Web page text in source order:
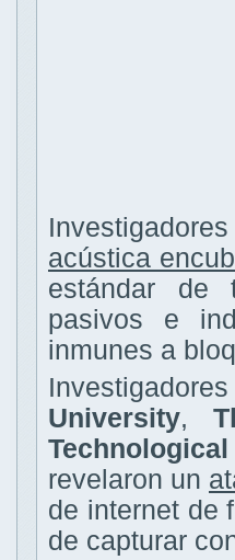
acústica
estándar de
pasivos e
inmunes a
University,
revelaron un
de internet de
de capturar